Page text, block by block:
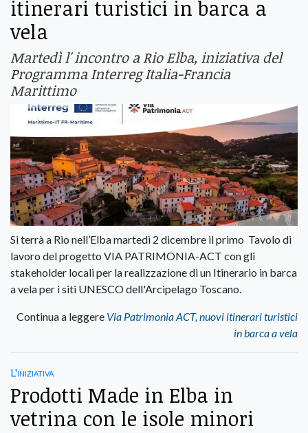
itinerari turistici in barca a
vela
Martedì l' incontro a Rio Elba, iniziativa del
Programma Interreg Italia-Francia
Marittimo
Si terrà a Rio nell’Elba martedì 2 dicembre il primo Tavolo di
lavoro del progetto VIA PATRIMONIA-ACT con gli
stakeholder locali per la realizzazione di un Itinerario in barca
a vela per i siti UNESCO dell'Arcipelago Toscano.
Continua a leggere Via Patrimonia ACT, nuovi itinerari turistici
in barca a vela
L'iniziativa
Prodotti Made in Elba in
vetrina con le isole minori